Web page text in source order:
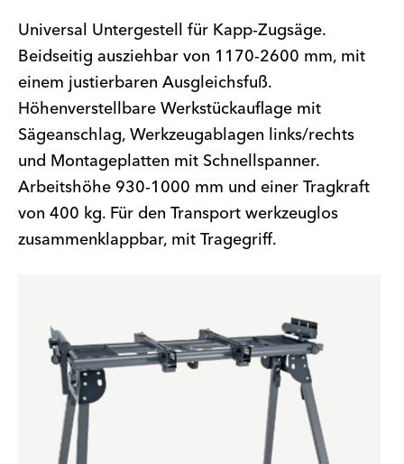
Universal Untergestell für Kapp-Zugsäge.
Beidseitig ausziehbar von 1170-2600 mm, mit
einem justierbaren Ausgleichsfuß.
Höhenverstellbare Werkstückauflage mit
Sägeanschlag, Werkzeugablagen links/rechts
und Montageplatten mit Schnellspanner.
Arbeitshöhe 930-1000 mm und einer Tragkraft
von 400 kg. Für den Transport werkzeuglos
zusammenklappbar, mit Tragegriff.